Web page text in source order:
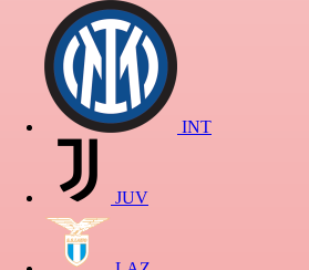
INT
JUV